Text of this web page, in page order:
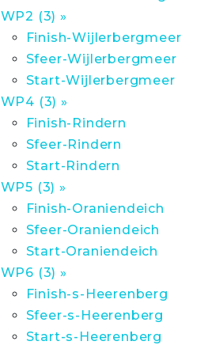
WP2 (3) »
Finish-Wijlerbergmeer
Sfeer-Wijlerbergmeer
Start-Wijlerbergmeer
WP4 (3) »
Finish-Rindern
Sfeer-Rindern
Start-Rindern
WP5 (3) »
Finish-Oraniendeich
Sfeer-Oraniendeich
Start-Oraniendeich
WP6 (3) »
Finish-s-Heerenberg
Sfeer-s-Heerenberg
Start-s-Heerenberg